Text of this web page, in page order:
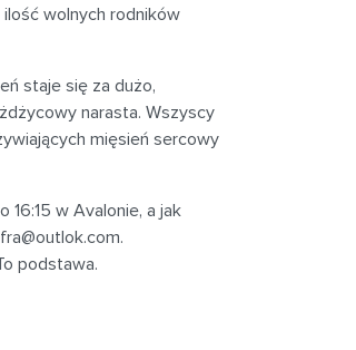
wolnych rodników
staje się za dużo,
narasta. Wszyscy
mięsień sercowy
16:15 w Avalonie, a jak
.
podstawa.